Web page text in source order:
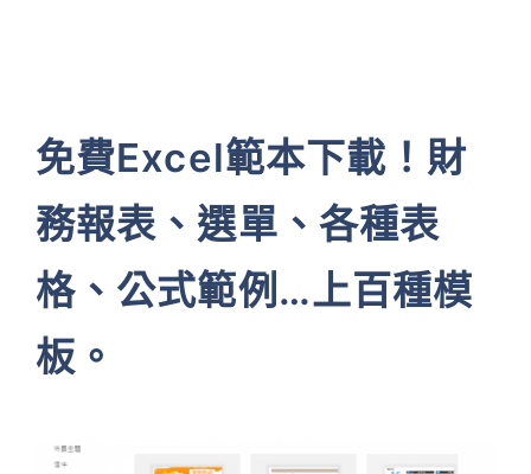
免費Excel範本下載！財
務報表、選單、各種表
格、公式範例…上百種模
板。